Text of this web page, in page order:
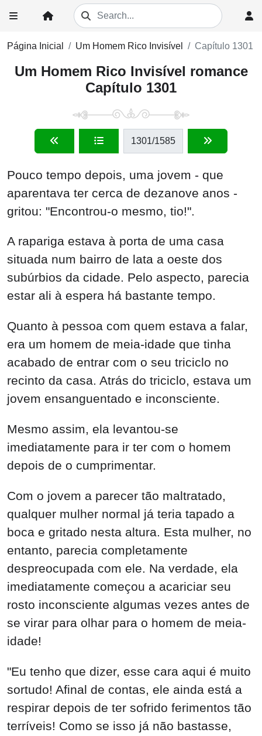
Página Inicial Um Homem Rico Invisível Capítulo 1301
Um Homem Rico Invisível romance
Capítulo 1301
1301/1585
Pouco tempo depois, uma jovem - que
aparentava ter cerca de dezanove anos -
gritou: "Encontrou-o mesmo, tio!".
A rapariga estava à porta de uma casa
situada num bairro de lata a oeste dos
subúrbios da cidade. Pelo aspecto, parecia
estar ali à espera há bastante tempo.
Quanto à pessoa com quem estava a falar,
era um homem de meia-idade que tinha
acabado de entrar com o seu triciclo no
recinto da casa. Atrás do triciclo, estava um
jovem ensanguentado e inconsciente.
Mesmo assim, ela levantou-se
imediatamente para ir ter com o homem
depois de o cumprimentar.
Com o jovem a parecer tão maltratado,
qualquer mulher normal já teria tapado a
boca e gritado nesta altura. Esta mulher, no
entanto, parecia completamente
despreocupada com ele. Na verdade, ela
imediatamente começou a acariciar seu
rosto inconsciente algumas vezes antes de
se virar para olhar para o homem de meia-
idade!
"Eu tenho que dizer, esse cara aqui é muito
sortudo! Afinal de contas, ele ainda está a
respirar depois de ter sofrido ferimentos tão
terríveis! Como se isso já não bastasse,